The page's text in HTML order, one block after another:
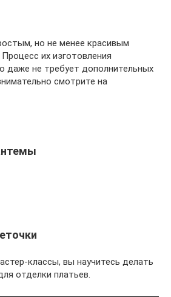
но не менее красивым
их изготовления
даже не требует дополнительных
смотрите на
классы, вы научитесь делать
отделки платьев.